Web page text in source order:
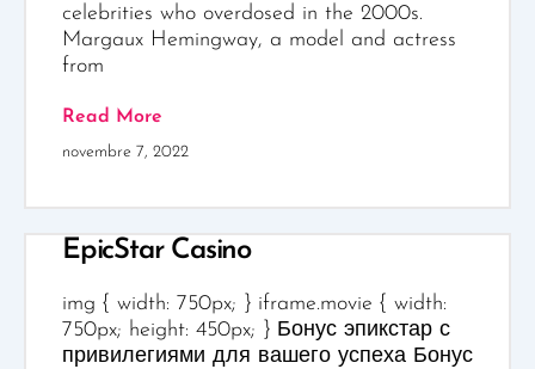
celebrities who overdosed in the 2000s.
Margaux Hemingway, a model and actress
from
Read More
novembre 7, 2022
EpicStar Casino
img { width: 750px; } iframe.movie { width:
750px; height: 450px; } Бонус эпикстар с
привилегиями для вашего успеха Бонус